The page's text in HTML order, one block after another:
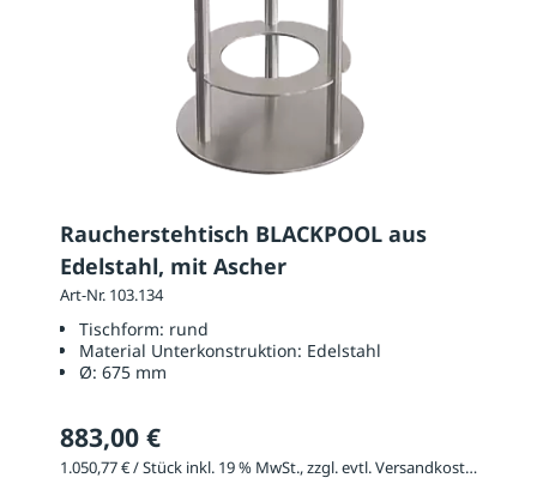
Raucherstehtisch BLACKPOOL aus
Edelstahl, mit Ascher
Art-Nr. 103.134
Tischform: rund
Material Unterkonstruktion: Edelstahl
Ø: 675 mm
883,00 €
1.050,77 € / Stück inkl. 19 % MwSt., zzgl. evtl. Versandkosten